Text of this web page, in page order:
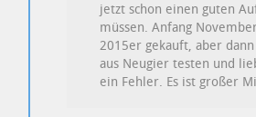
jetzt schon einen guten
müssen. Anfang
2015er gekauft, aber
aus Neugier testen und
ein Fehler. Es ist großer